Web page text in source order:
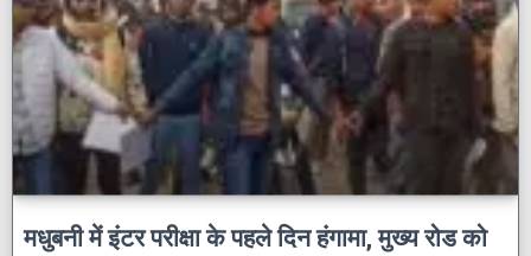
मधुबनी में इंटर परीक्षा के पहले दिन हंगामा, मुख्य रोड को